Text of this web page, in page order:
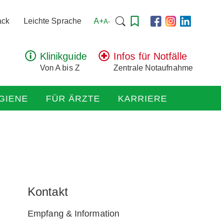
Leichte Sprache A+A- Suchen
Klinikguide
Von A bis Z
Infos für Notfälle
Zentrale Notaufnahme
FÜR ÄRZTE KARRIERE
Kontakt
Empfang & Information